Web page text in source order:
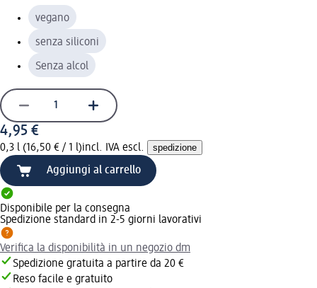
vegano
senza siliconi
Senza alcol
4,95 €
0,3 l (16,50 € / 1 l)incl. IVA escl. spedizione
Aggiungi al carrello
Disponibile per la consegna
Spedizione standard in 2-5 giorni lavorativi
Verifica la disponibilità in un negozio dm
Spedizione gratuita a partire da 20 €
Reso facile e gratuito